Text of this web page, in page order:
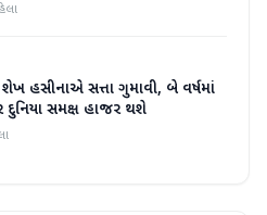
હસીનાએ સત્તા ગુમાવી, બે વર્ષમાં
દુનિયા સમક્ષ હાજર થશે